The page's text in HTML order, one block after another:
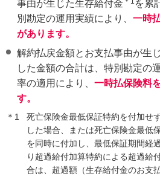
事由が生じた生存給付金
を累
別勘定の運用実績により、 一時
があります。
解約払戻金額とお支払事由が生
した金額の合計は、特別勘定の
率の適用により、 一時払保険料
す。
＊1
死亡保険金最低保証特約を付加せ
した場合、または死亡保険金最低
を同時に付加し、最低保証期間経
り超過給付加算特約による超過給
合は、超過額（生存給付金のお支